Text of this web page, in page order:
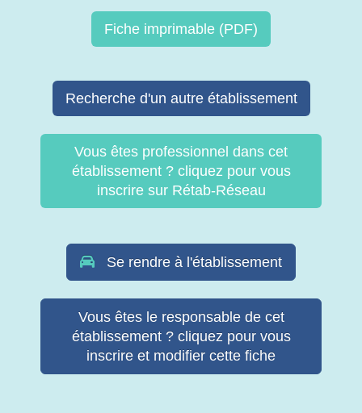
Fiche imprimable (PDF)
Recherche d'un autre établissement
Vous êtes professionnel dans cet
établissement ? cliquez pour vous
inscrire sur Rétab-Réseau
Se rendre à l'établissement
Vous êtes le responsable de cet
établissement ? cliquez pour vous
inscrire et modifier cette fiche